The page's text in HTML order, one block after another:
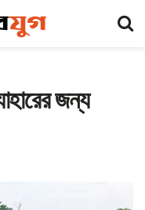
জন্য